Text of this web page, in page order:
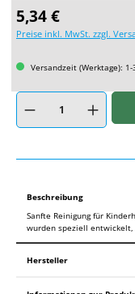
Regulärer Preis:
5,34 €
Preise inkl. MwSt. zzgl.
Versandzeit (Werktage): 1-
Produkt Anzahl: Gib den
Beschreibung
Sanfte Reinigung für
wurden speziell
Hersteller